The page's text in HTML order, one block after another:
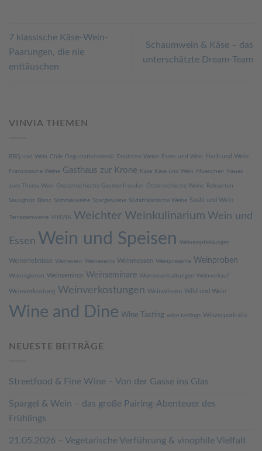
7 klassische Käse-Wein-
Paarungen, die nie
enttäuschen
Schaumwein & Käse – das
unterschätzte Dream-Team
VINVIA THEMEN
BBQ und Wein Chile Degustationsmenü Deutsche Weine Essen und Wein Fisch und Wein
Französische Weine Gasthaus zur Krone Käse Käse und Wein Muenchen Neues
zum Thema Wein Oesterreichische Gaumenfreuden Österreichische Weine Rebsorten
Sauvignon Blanc Sommerweine Spargelweine Südafrikanische Weine Sushi und Wein
Terrassenweine VINVIA Weichter Weinkulinarium Wein und
Essen Wein und Speisen Weinempfehlungen
Weinerlebnisse Weinevent Weinevents Weinmessen Weinpräsente Weinproben
Weinregionen Weinseminar Weinseminare Weinveranstaltungen Weinverkauf
Weinverkostung Weinverkostungen Weinwissen Wild und Wein
Wine and Dine Wine Tasting wine tastings Winzerportraits
NEUESTE BEITRÄGE
Streetfood & Fine Wine – Von der Gasse ins Glas
Spargel & Wein – das große Pairing-Abenteuer des
Frühlings
21.05.2026 – Vegetarische Verführung & vinophile Vielfalt